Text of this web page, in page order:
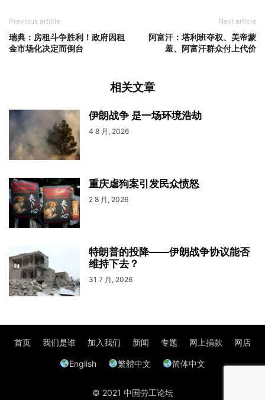
Previous article
瑞典：房租斗争胜利！政府因租
金市场化决定而倒台
Next article
阿富汗：塔利班夺权、美帝蒙
羞、阿富汗群众付上代价
相关文章
伊朗战争 是一场环境浩劫
4 8 月, 2026
重庆虐狗案引发民众愤怒
2 8 月, 2026
特朗普的投降——伊朗战争协议能否
维持下去？
31 7 月, 2026
首页 我们是谁 加入我们 新闻 专题 网上捐款 网店
English 繁體中文 简体中文
© 2021 中国劳工论坛